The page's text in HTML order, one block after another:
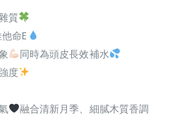
質
命E
同時為頭皮長效補水
度
融合清新月季、細膩木質香調